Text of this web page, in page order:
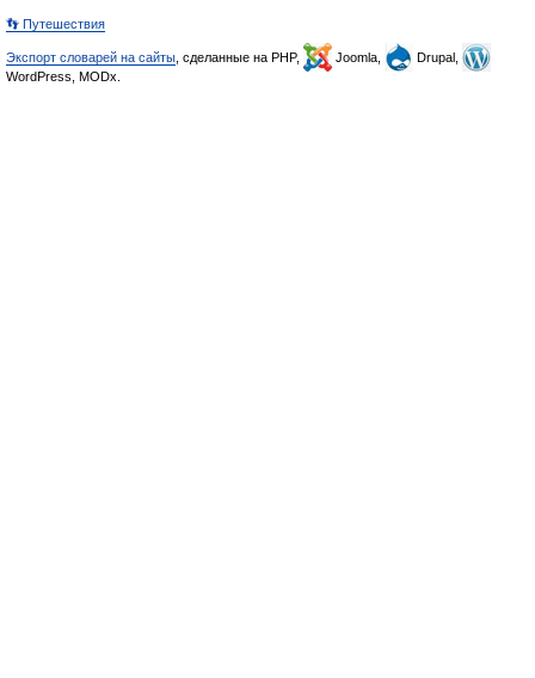
👣 Путешествия
Экспорт словарей на сайты , сделанные на PHP, Joomla,
Drupal,
WordPress, MODx.